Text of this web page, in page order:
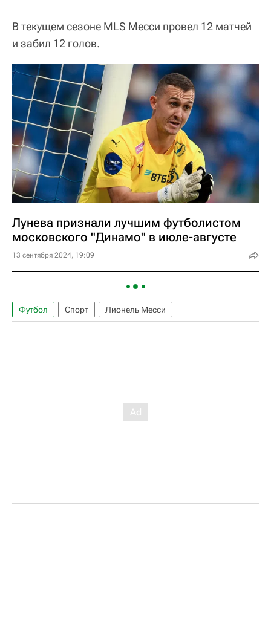
В текущем сезоне MLS Месси провел 12 матчей
и забил 12 голов.
Лунева признали лучшим футболистом
московского "Динамо" в июле-августе
13 сентября 2024, 19:09
Футбол Спорт Лионель Месси